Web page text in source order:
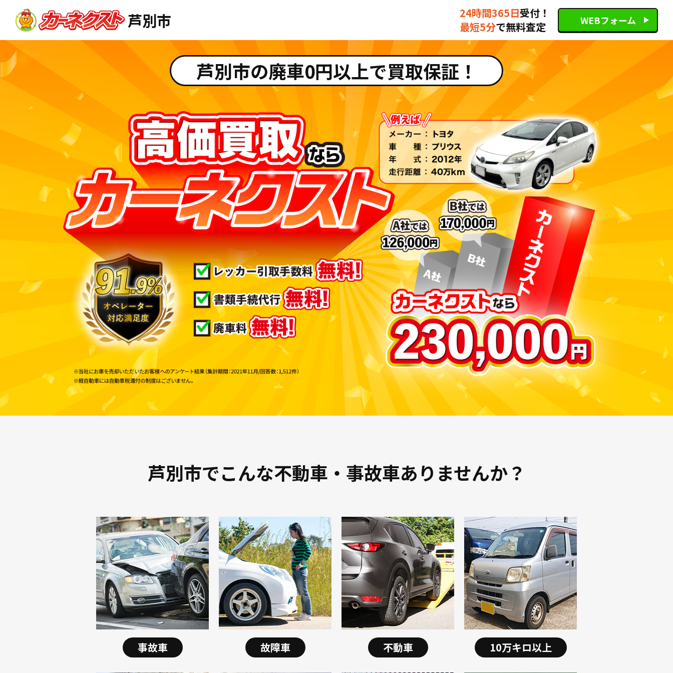
芦別市 24時間365日受付！
最短5分で無料査定 WEBフォーム
芦別市の廃車0円以上で買取保証！
芦別市でこんな不動車・事故車ありませんか？
事故車 故障車 不動車 10万キロ以上